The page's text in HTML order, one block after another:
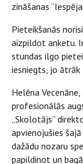
zināšanas
Pieteikšanās
aizpildot anketu.
stundas ilgo
iesniegts, jo
Helēna
profesionālās
„Skolotājs”
apvienojušies
dažādu nozaru
papildinot un